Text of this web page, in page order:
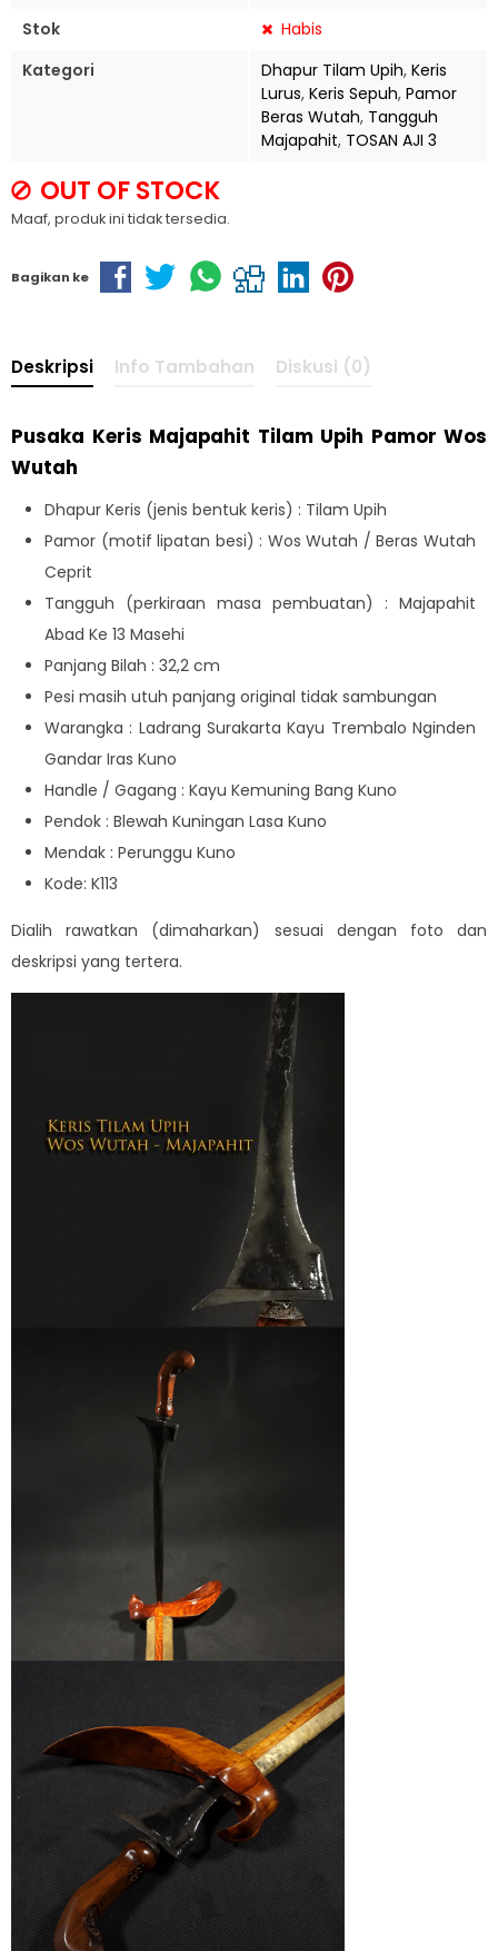
Stok
Habis
Kategori
Dhapur Tilam Upih, Keris
Lurus, Keris Sepuh, Pamor
Beras Wutah, Tangguh
Majapahit, TOSAN AJI 3
OUT OF STOCK
Maaf, produk ini tidak tersedia.
Bagikan ke
Deskripsi Info Tambahan Diskusi (0)
Pusaka Keris Majapahit Tilam Upih Pamor Wos
Wutah
Dhapur Keris (jenis bentuk keris) : Tilam Upih
Pamor (motif lipatan besi) : Wos Wutah / Beras Wutah
Ceprit
Tangguh (perkiraan masa pembuatan) : Majapahit
Abad Ke 13 Masehi
Panjang Bilah : 32,2 cm
Pesi masih utuh panjang original tidak sambungan
Warangka : Ladrang Surakarta Kayu Trembalo Nginden
Gandar Iras Kuno
Handle / Gagang : Kayu Kemuning Bang Kuno
Pendok : Blewah Kuningan Lasa Kuno
Mendak : Perunggu Kuno
Kode: K113
Dialih rawatkan (dimaharkan) sesuai dengan foto dan
deskripsi yang tertera.